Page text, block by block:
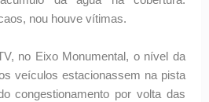
nou houve vítimas.
no Eixo Monumental, o nível da
veículos estacionassem na pista
congestionamento por volta das